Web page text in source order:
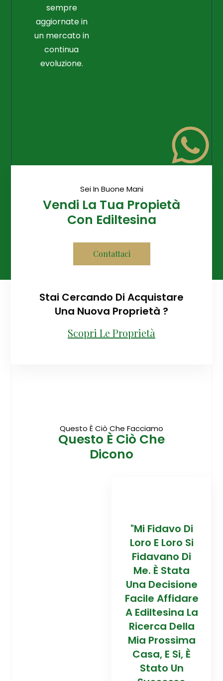
sempre
aggiornate in
un mercato in
continua
evoluzione.
Sei In Buone Mani
Vendi La Tua Propietà
Con Ediltesina
Contattaci
Stai Cercando Di Acquistare
Una Nuova Proprietà ?
Scopri Le Proprietà
Questo È Ciò Che Facciamo
Questo È Ciò Che
Dicono
"Mi Fidavo Di
Loro E Loro Si
Fidavano Di
Me. È Stata
Una Decisione
Facile Affidare
A Ediltesina La
Ricerca Della
Mia Prossima
Casa, E Si, È
Stato Un